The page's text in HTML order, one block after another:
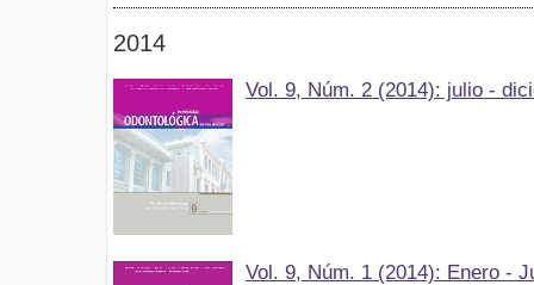
2014
Vol. 9, Núm. 2 (2014): julio -
Vol. 9, Núm. 1 (2014): Enero -